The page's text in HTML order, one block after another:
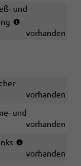
und
in
mit
Back-
Horn
und
vorhanden
vorhanden
und
vorhanden
in
vorhanden